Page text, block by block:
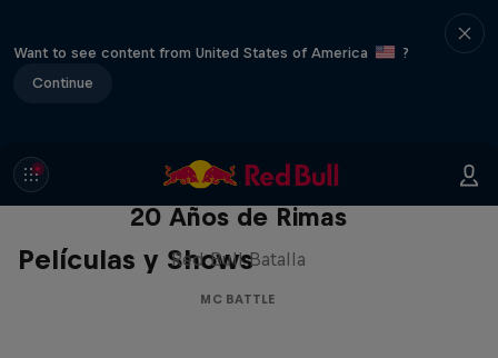
Want to see content from United States of America
?
Continue
Películas y Shows
Red Bull Batalla Nueva Historia:
20 Años de Rimas
Red Bull Batalla
MC BATTLE